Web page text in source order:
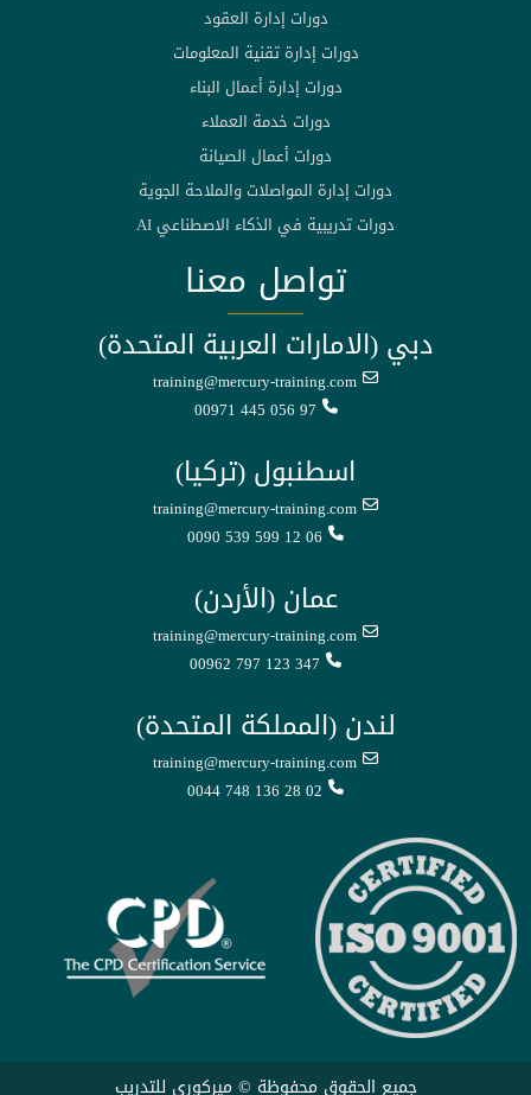
دورات إدارة العقود
دورات إدارة تقنية المعلومات
دورات إدارة أعمال البناء
دورات خدمة العملاء
دورات أعمال الصيانة
دورات إدارة المواصلات والملاحة الجوية
دورات تدريبية في الذكاء الاصطناعي AI
تواصل معنا
دبي (الامارات العربية المتحدة)
training@mercury-training.com
00971 445 056 97
اسطنبول (تركيا)
training@mercury-training.com
0090 539 599 12 06
عمان (الأردن)
training@mercury-training.com
00962 797 123 347
لندن (المملكة المتحدة)
training@mercury-training.com
0044 748 136 28 02
جميع الحقوق محفوظة © ميركوري للتدريب